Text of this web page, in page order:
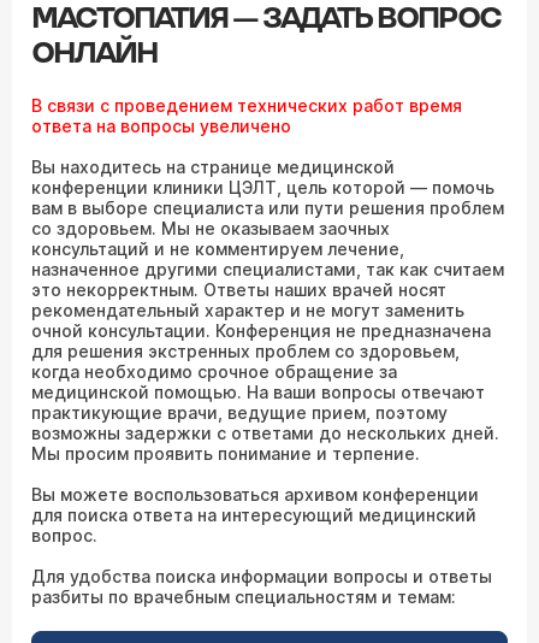
МАСТОПАТИЯ — ЗАДАТЬ ВОПРОС
ОНЛАЙН
В связи с проведением технических работ время
ответа на вопросы увеличено
Вы находитесь на странице медицинской
конференции клиники ЦЭЛТ, цель которой — помочь
вам в выборе специалиста или пути решения проблем
со здоровьем. Мы не оказываем заочных
консультаций и не комментируем лечение,
назначенное другими специалистами, так как считаем
это некорректным. Ответы наших врачей носят
рекомендательный характер и не могут заменить
очной консультации. Конференция не предназначена
для решения экстренных проблем со здоровьем,
когда необходимо срочное обращение за
медицинской помощью. На ваши вопросы отвечают
практикующие врачи, ведущие прием, поэтому
возможны задержки с ответами до нескольких дней.
Мы просим проявить понимание и терпение.
Вы можете воспользоваться архивом конференции
для поиска ответа на интересующий медицинский
вопрос.
Для удобства поиска информации вопросы и ответы
разбиты по врачебным специальностям и темам: